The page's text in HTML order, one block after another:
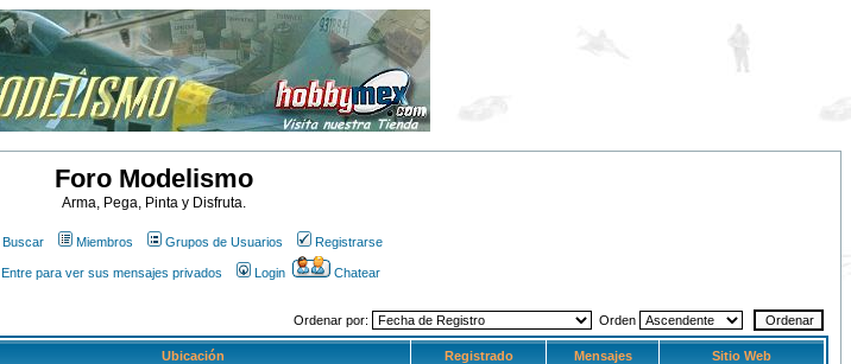
Foro Modelismo
Arma, Pega, Pinta y Disfruta.
Buscar Miembros Grupos de Usuarios Registrarse
Entre para ver sus mensajes privados Login Chatear
Ordenar por: Orden
Ubicación Registrado Mensajes Sitio Web